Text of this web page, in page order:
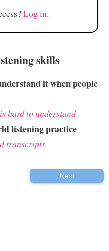
Log in.
skills
it when people
hard to understand
listening practice
transcripts
Next